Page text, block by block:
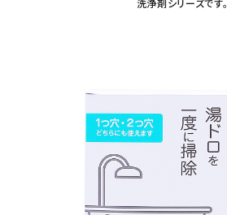
フード・ドリンク